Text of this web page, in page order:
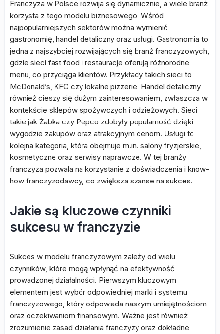
Franczyza w Polsce rozwija się dynamicznie, a wiele branż
korzysta z tego modelu biznesowego. Wśród
najpopularniejszych sektorów można wymienić
gastronomię, handel detaliczny oraz usługi. Gastronomia to
jedna z najszybciej rozwijających się branż franczyzowych,
gdzie sieci fast food i restauracje oferują różnorodne
menu, co przyciąga klientów. Przykłady takich sieci to
McDonald’s, KFC czy lokalne pizzerie. Handel detaliczny
również cieszy się dużym zainteresowaniem, zwłaszcza w
kontekście sklepów spożywczych i odzieżowych. Sieci
takie jak Żabka czy Pepco zdobyły popularność dzięki
wygodzie zakupów oraz atrakcyjnym cenom. Usługi to
kolejna kategoria, która obejmuje m.in. salony fryzjerskie,
kosmetyczne oraz serwisy naprawcze. W tej branży
franczyza pozwala na korzystanie z doświadczenia i know-
how franczyzodawcy, co zwiększa szanse na sukces.
Jakie są kluczowe czynniki
sukcesu w franczyzie
Sukces w modelu franczyzowym zależy od wielu
czynników, które mogą wpłynąć na efektywność
prowadzonej działalności. Pierwszym kluczowym
elementem jest wybór odpowiedniej marki i systemu
franczyzowego, który odpowiada naszym umiejętnościom
oraz oczekiwaniom finansowym. Ważne jest również
zrozumienie zasad działania franczyzy oraz dokładne